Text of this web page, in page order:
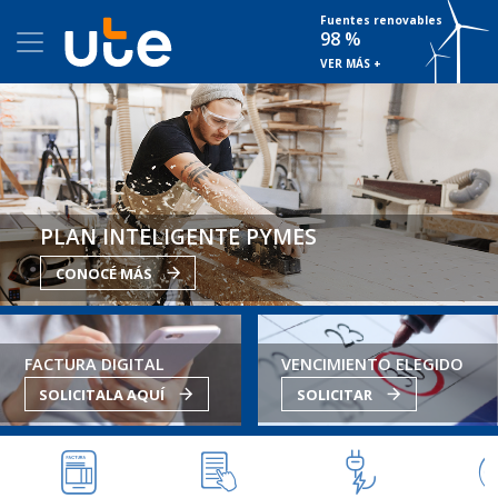
Fuentes renovables
98 %
VER MÁS +
PLAN INTELIGENTE PYMES
CONOCÉ MÁS
FACTURA DIGITAL
SOLICITALA AQUÍ
VENCIMIENTO ELEGIDO
SOLICITAR